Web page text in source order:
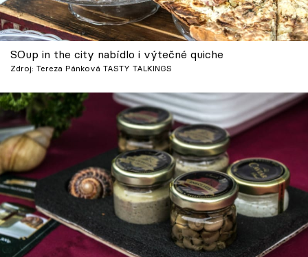
SOup in the city nabídlo i výtečné quiche
Zdroj: Tereza Pánková TASTY TALKINGS